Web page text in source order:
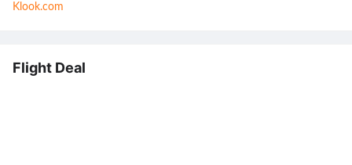
Klook.com
Flight Deal